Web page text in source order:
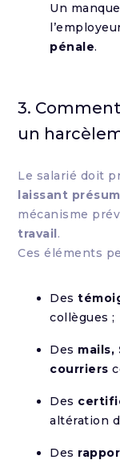
Un
pénale.
3.
un
Le salarié doit
laissant
mécanisme
travail.
Ces éléments
Des
collègues ;
Des mails,
courriers
Des
altération
Des